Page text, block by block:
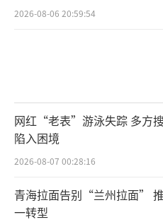
2026-08-06 20:59:54
网红“老表”游泳失踪 多方
陷入困境
2026-08-07 00:28:16
青海拉面告别“兰州拉面”
一转型